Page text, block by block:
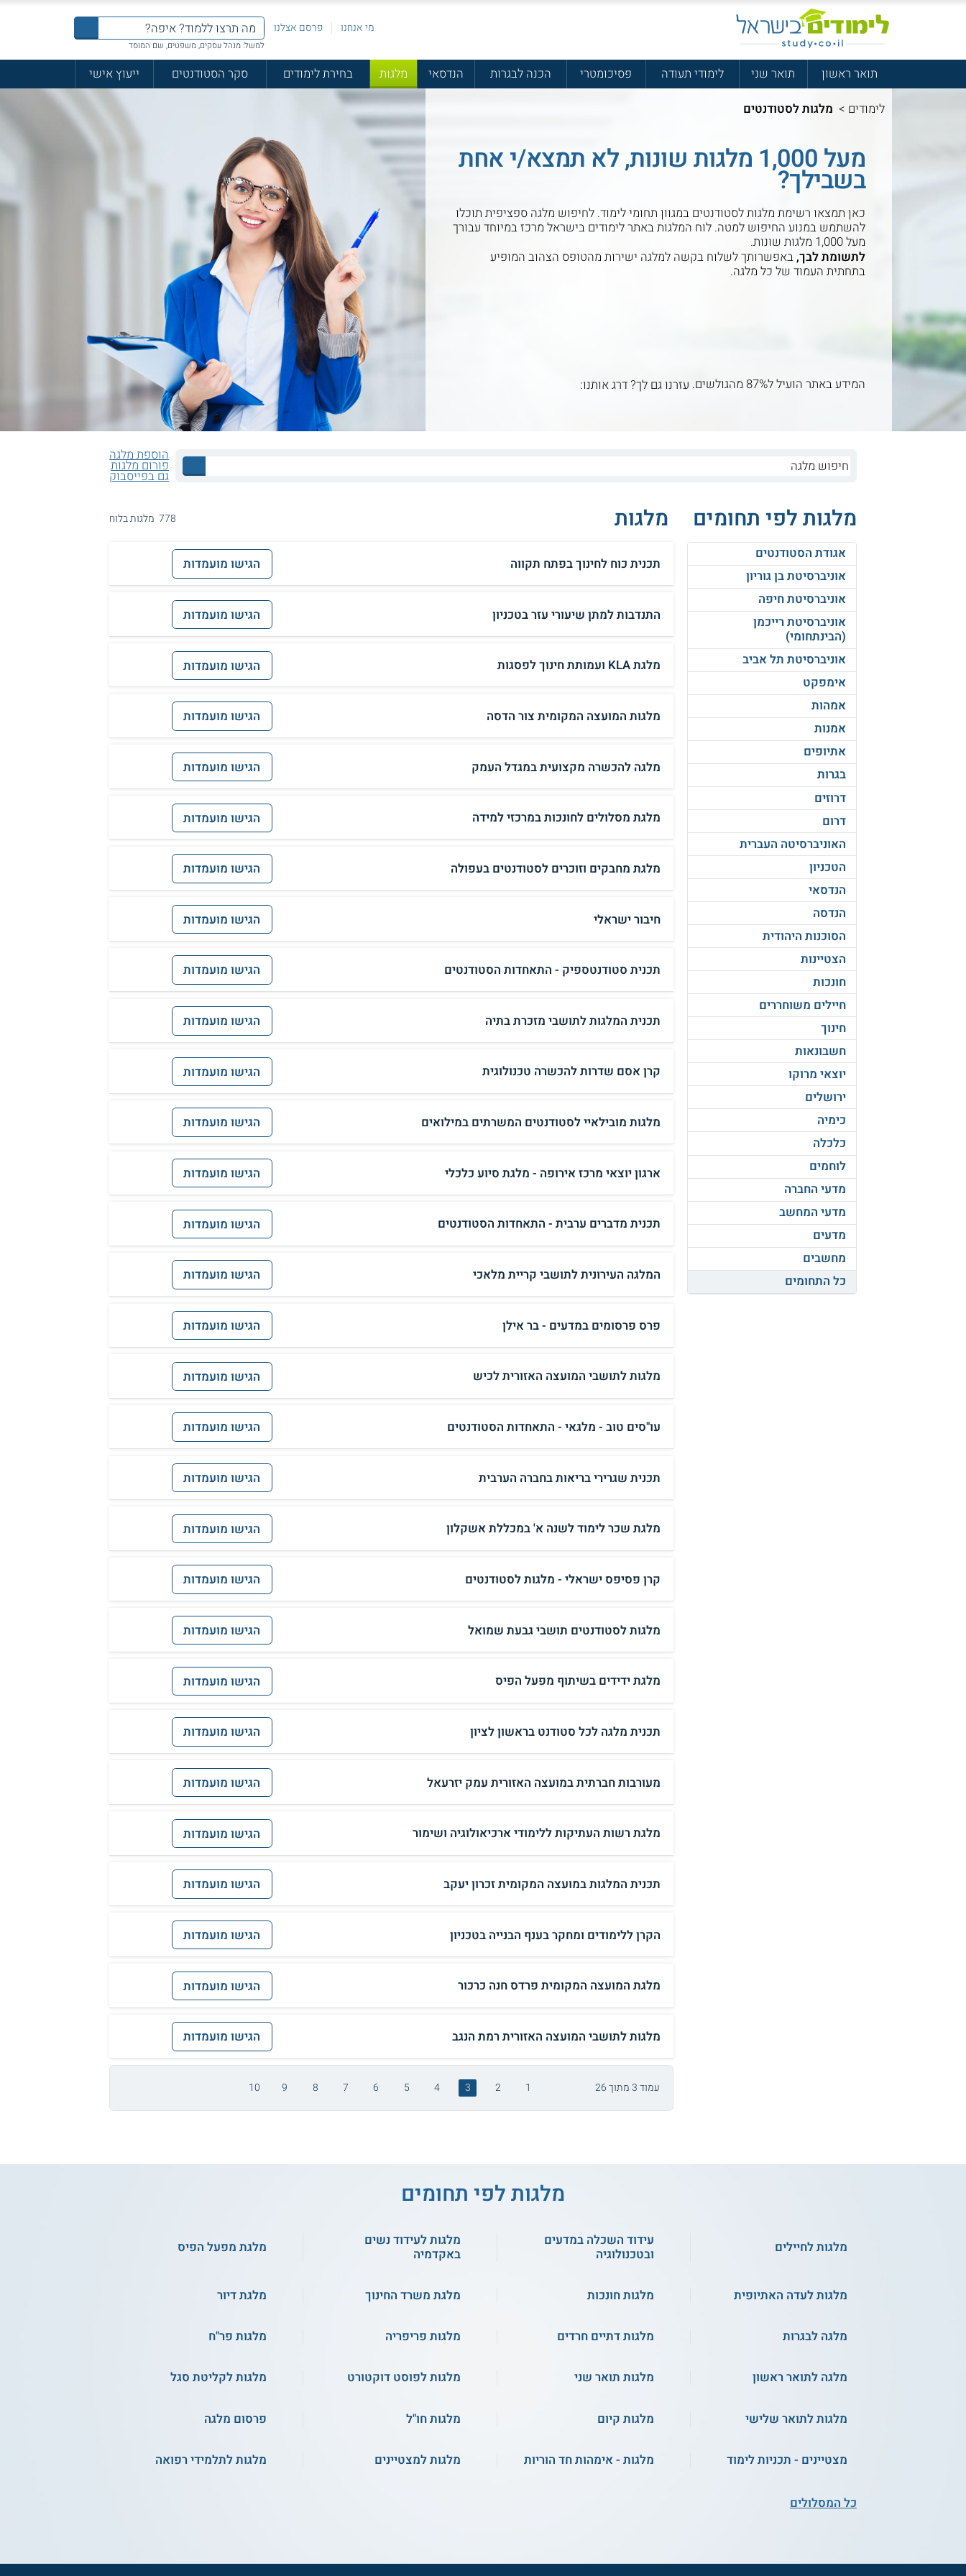
מי אנחנו פרסם אצלנו
למשל: מנהל עסקים, משפטים, שם המוסד
תואר ראשון תואר שני לימודי תעודה פסיכומטרי הכנה לבגרות הנדסאי מלגות בחירת לימודים סקר הסטודנטים
ייעוץ אישי
לימודים > מלגות לסטודנטים
מעל 1,000 מלגות שונות, לא תמצא/י אחת
בשבילך?
כאן תמצאו רשימת מלגות לסטודנטים במגוון תחומי לימוד. לחיפוש מלגה ספציפית תוכלו
להשתמש במנוע החיפוש למטה. לוח המלגות באתר לימודים בישראל מרכז במיוחד עבורך
מעל 1,000 מלגות שונות.
לתשומת לבך, באפשרותך לשלוח בקשה למלגה ישירות מהטופס הצהוב המופיע
בתחתית העמוד של כל מלגה.
המידע באתר הועיל ל87% מהגולשים. עזרנו גם לך? דרג אותנו:
הוספת מלגה
פורום מלגות
גם בפייסבוק
מלגות לפי תחומים
אגודת הסטודנטים
אוניברסיטת בן גוריון
אוניברסיטת חיפה
אוניברסיטת רייכמן
(הבינתחומי)
אוניברסיטת תל אביב
אימפקט
אמהות
אמנות
אתיופים
בגרות
דרוזים
דרום
האוניברסיטה העברית
הטכניון
הנדסאי
הנדסה
הסוכנות היהודית
הצטיינות
חונכות
חיילים משוחררים
חינוך
חשבונאות
יוצאי מרוקו
ירושלים
כימיה
כלכלה
לוחמים
מדעי החברה
מדעי המחשב
מדעים
מחשבים
כל התחומים
מלגות 778 מלגות בלוח
תכנית כוח לחינוך בפתח תקווה הגישו מועמדות
התנדבות למתן שיעורי עזר בטכניון הגישו מועמדות
מלגת KLA ועמותת חינוך לפסגות הגישו מועמדות
מלגות המועצה המקומית צור הדסה הגישו מועמדות
מלגה להכשרה מקצועית במגדל העמק הגישו מועמדות
מלגת מסלולים לחונכות במרכזי למידה הגישו מועמדות
מלגת מחבקים וזוכרים לסטודנטים בעפולה הגישו מועמדות
חיבור ישראלי הגישו מועמדות
תכנית סטודנטספיק - התאחדות הסטודנטים הגישו מועמדות
תכנית המלגות לתושבי מזכרת בתיה הגישו מועמדות
קרן אסם שדרות להכשרה טכנולוגית הגישו מועמדות
מלגות מובילאיי לסטודנטים המשרתים במילואים הגישו מועמדות
ארגון יוצאי מרכז אירופה - מלגת סיוע כלכלי הגישו מועמדות
תכנית מדברים ערבית - התאחדות הסטודנטים הגישו מועמדות
המלגה העירונית לתושבי קריית מלאכי הגישו מועמדות
פרס פרסומים במדעים - בר אילן הגישו מועמדות
מלגות לתושבי המועצה האזורית לכיש הגישו מועמדות
עו"סים טוב - מלגאי - התאחדות הסטודנטים הגישו מועמדות
תכנית שגרירי בריאות בחברה הערבית הגישו מועמדות
מלגת שכר לימוד לשנה א' במכללת אשקלון הגישו מועמדות
קרן פסיפס ישראלי - מלגות לסטודנטים הגישו מועמדות
מלגות לסטודנטים תושבי גבעת שמואל הגישו מועמדות
מלגת ידידים בשיתוף מפעל הפיס הגישו מועמדות
תכנית מלגה לכל סטודנט בראשון לציון הגישו מועמדות
מעורבות חברתית במועצה האזורית עמק יזרעאל הגישו מועמדות
מלגת רשות העתיקות ללימודי ארכיאולוגיה ושימור הגישו מועמדות
תכנית המלגות במועצה המקומית זכרון יעקב הגישו מועמדות
הקרן ללימודים ומחקר בענף הבנייה בטכניון הגישו מועמדות
מלגת המועצה המקומית פרדס חנה כרכור הגישו מועמדות
מלגות לתושבי המועצה האזורית רמת הנגב הגישו מועמדות
עמוד 3 מתוך 26 1
2
3
4
5
6
7
8
9
10
מלגות לפי תחומים
מלגות לחיילים
עידוד השכלה במדעים
ובטכנולוגיה
מלגות לעידוד נשים
באקדמיה
מלגת מפעל הפיס
מלגות לעדה האתיופית מלגות חונכות מלגת משרד החינוך מלגת דיור
מלגה לבגרות מלגות דתיים חרדים מלגות פריפריה מלגות פר"ח
מלגה לתואר ראשון מלגות תואר שני מלגות לפוסט דוקטורט מלגות לקליטת סגל
מלגות לתואר שלישי מלגות קיום מלגות חו"ל פרסום מלגה
מצטיינים - תכניות לימוד מלגות - אימהות חד הוריות מלגות למצטיינים מלגות לתלמידי רפואה
כל המסלולים